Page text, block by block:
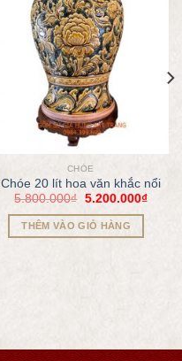
CHÓE
Chóe 20 lít hoa văn khắc nổi
5.800.000₫ 5.200.000₫
THÊM VÀO GIỎ HÀNG